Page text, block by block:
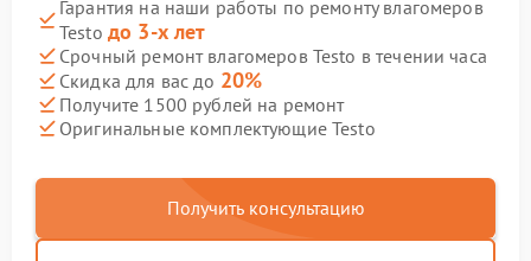
Гарантия на наши работы по ремонту влагомеров
Testo до 3-х лет
Срочный ремонт влагомеров Testo в течении часа
Скидка для вас до 20%
Получите 1500 рублей на ремонт
Оригинальные комплектующие Testo
Получить консультацию